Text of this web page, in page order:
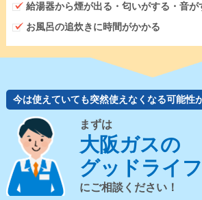
給湯器から煙が出る・匂いがする・音が
お風呂の追炊きに時間がかかる
今は使えていても突然使えなくなる可能性
まずは
大阪ガスの
グッドライ
にご相談ください！